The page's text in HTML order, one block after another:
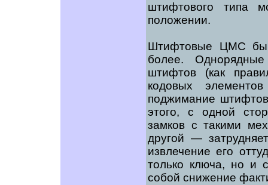
штифтового типа
положении.
Штифтовые ЦМС
более.
штифтов (как
кодовых
поджимание штифтов
этого, с одной
замков с такими
другой —
извлечение его
только ключа, но и
собой снижение